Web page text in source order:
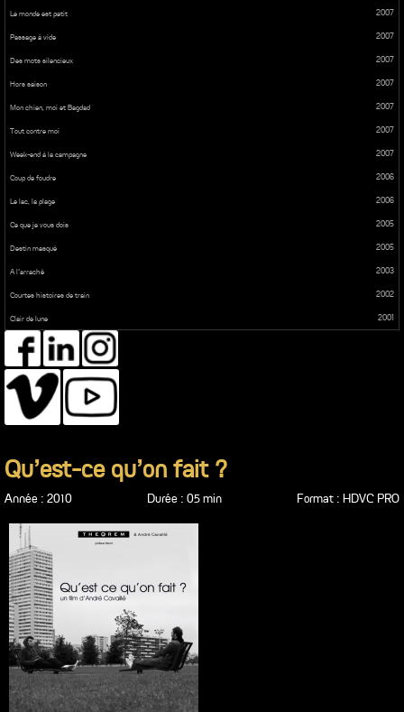
Le monde est petit 2007
Passage à vide 2007
Des mots silencieux 2007
Hors saison 2007
Mon chien, moi et Bagdad 2007
Tout contre moi 2007
Week-end à la campagne 2007
Coup de foudre 2006
Le lac, la plage 2006
Ce que je vous dois 2005
Destin masqué 2005
A l’arraché 2003
Courtes histoires de train 2002
Clair de lune 2001
Qu’est-ce qu’on fait ?
Année : 2010 Format : HDVC PRO
Durée : 05 min